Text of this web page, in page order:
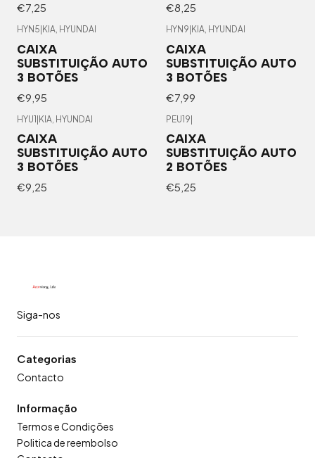
€7,25 €8,25
HYN5 KIA, HYUNDAI
CAIXA
SUBSTITUIÇÃO AUTO
3 BOTÕES
€9,95
HYN9 KIA, HYUNDAI
CAIXA
SUBSTITUIÇÃO AUTO
3 BOTÕES
€7,99
HYU1 KIA, HYUNDAI
CAIXA
SUBSTITUIÇÃO AUTO
3 BOTÕES
€9,25
PEU19
CAIXA
SUBSTITUIÇÃO AUTO
2 BOTÕES
€5,25
Siga-nos
Categorias
Contacto
Informação
Termos e Condições
Politica de reembolso